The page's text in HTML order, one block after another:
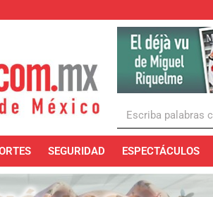
SEGURIDAD ESPECTÁCULOS